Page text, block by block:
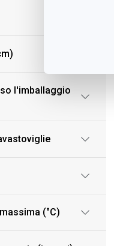
l'imballaggio
(°C)